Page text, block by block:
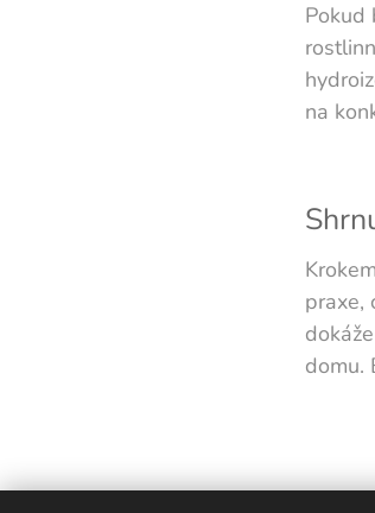
Pokud
na
praxe,
domu.